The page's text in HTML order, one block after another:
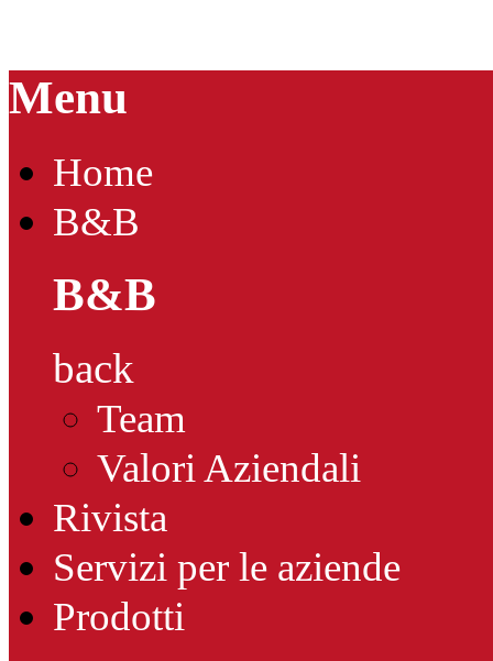
Menu
Home
B&B
B&B
back
Team
Valori Aziendali
Rivista
Servizi per le aziende
Prodotti